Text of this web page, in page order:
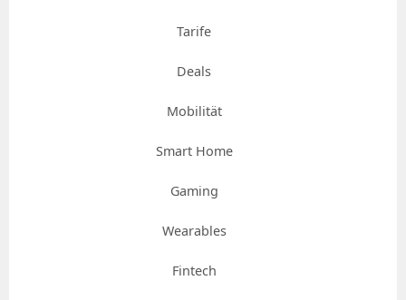
Tarife
Deals
Mobilität
Smart Home
Gaming
Wearables
Fintech